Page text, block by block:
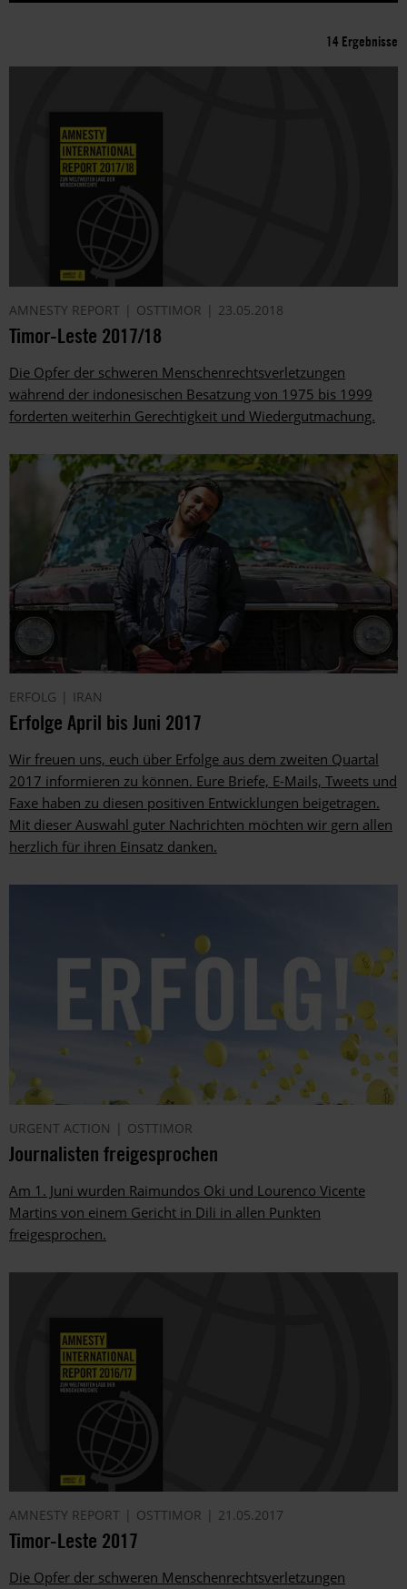
14 Ergebnisse
AMNESTY REPORT OSTTIMOR 23.05.2018
Timor-Leste 2017/18
Die Opfer der schweren Menschenrechtsverletzungen
während der indonesischen Besatzung von 1975 bis 1999
forderten weiterhin Gerechtigkeit und Wiedergutmachung.
ERFOLG IRAN
Erfolge April bis Juni 2017
Wir freuen uns, euch über Erfolge aus dem zweiten Quartal
2017 informieren zu können. Eure Briefe, E-Mails, Tweets und
Faxe haben zu diesen positiven Entwicklungen beigetragen.
Mit dieser Auswahl guter Nachrichten möchten wir gern allen
herzlich für ihren Einsatz danken.
URGENT ACTION OSTTIMOR
Journalisten freigesprochen
Am 1. Juni wurden Raimundos Oki und Lourenco Vicente
Martins von einem Gericht in Dili in allen Punkten
freigesprochen.
AMNESTY REPORT OSTTIMOR 21.05.2017
Timor-Leste 2017
Die Opfer der schweren Menschenrechtsverletzungen